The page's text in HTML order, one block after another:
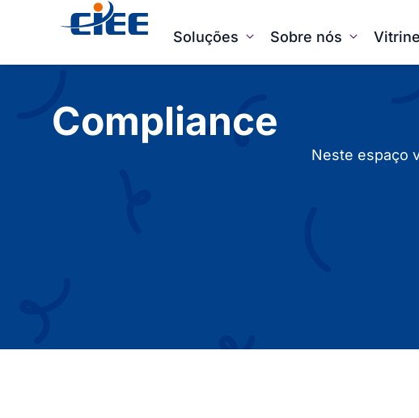
Soluções Sobre nós
Compliance
Neste espaço